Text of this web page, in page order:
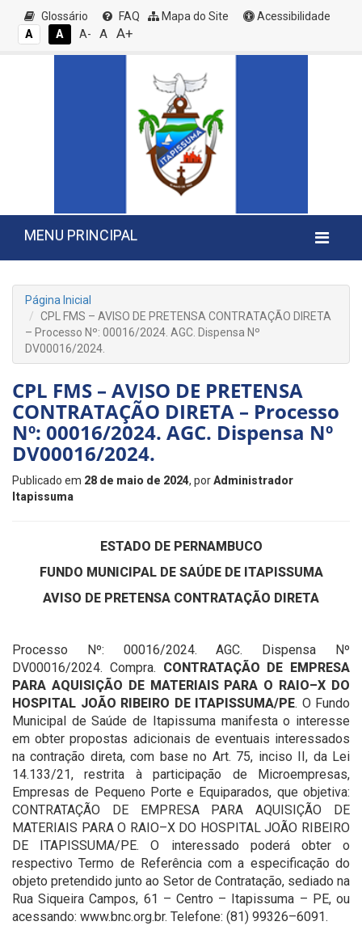
Glossário FAQ Mapa do Site
Acessibilidade
A
A A- A A+
MENU PRINCIPAL
Página Inicial
CPL FMS – AVISO DE PRETENSA CONTRATAÇÃO DIRETA
– Processo Nº: 00016/2024. AGC. Dispensa Nº
DV00016/2024.
CPL FMS – AVISO DE PRETENSA
CONTRATAÇÃO DIRETA – Processo
Nº: 00016/2024. AGC. Dispensa Nº
DV00016/2024.
Publicado em 28 de maio de 2024, porAdministrador
Itapissuma
ESTADO DE PERNAMBUCO
FUNDO MUNICIPAL DE SAÚDE DE ITAPISSUMA
AVISO DE PRETENSA CONTRATAÇÃO DIRETA
Processo Nº: 00016/2024. AGC. Dispensa Nº
DV00016/2024. Compra. CONTRATAÇÃO DE EMPRESA
PARA AQUISIÇÃO DE MATERIAIS PARA O RAIO–X DO
HOSPITAL JOÃO RIBEIRO DE ITAPISSUMA/PE. O Fundo
Municipal de Saúde de Itapissuma manifesta o interesse
em obter propostas adicionais de eventuais interessados
na contração direta, com base no Art. 75, inciso II, da Lei
14.133/21, restrita à participação de Microempresas,
Empresas de Pequeno Porte e Equiparados, que objetiva:
CONTRATAÇÃO DE EMPRESA PARA AQUISIÇÃO DE
MATERIAIS PARA O RAIO–X DO HOSPITAL JOÃO RIBEIRO
DE ITAPISSUMA/PE. O interessado poderá obter o
respectivo Termo de Referência com a especificação do
objeto pretendido junto ao Setor de Contratação, sediado na
Rua Siqueira Campos, 61 – Centro – Itapissuma – PE, ou
acessando: www.bnc.org.br. Telefone: (81) 99326–6091.